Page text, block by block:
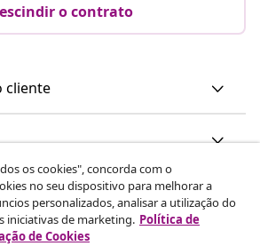
o contrato
cliente
os cookies", concorda com o
no seu dispositivo para melhorar a
personalizados, analisar a utilização do
iniciativas de marketing. Política de
de Cookies